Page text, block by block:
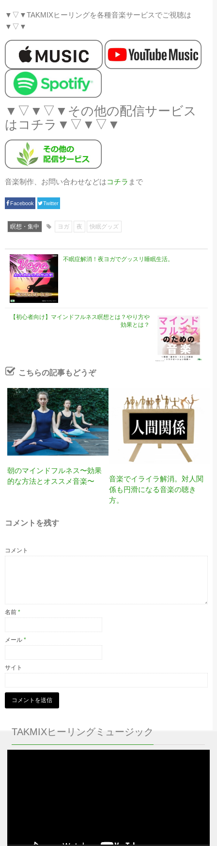
▼▽▼TAKMIXヒーリングを各種音楽サービスでご視聴は
▼▽▼
▼▽▼▽▼その他の配信サービス
はコチラ▼▽▼▽▼
音楽制作、お問い合わせなどはコチラ まで
Facebook Twitter
瞑想・集中 ヨガ 夜 快眠グッズ
不眠症解消！夜ヨガでグッスリ睡眠生活。
【初心者向け】マインドフルネス瞑想とは？やり方や
効果とは？
こちらの記事もどうぞ
朝のマインドフルネス〜効果
的な方法とオススメ音楽〜
音楽でイライラ解消。対人関
係も円滑になる音楽の聴き
方。
コメントを残す
コメント
名前 *
メール *
サイト
TAKMIXヒーリングミュージック